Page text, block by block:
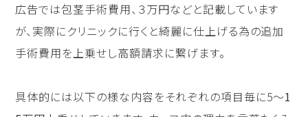
広告では包茎手術費用、３万円などと記載しています
が、実際にクリニックに行くと綺麗に仕上げる為の追加
手術費用を上乗せし高額請求に繋げます。
具体的には以下の様な内容をそれぞれの項目毎に5〜1